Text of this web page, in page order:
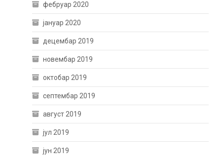
фебруар 2020
јануар 2020
децембар 2019
новембар 2019
октобар 2019
септембар 2019
август 2019
јул 2019
јун 2019